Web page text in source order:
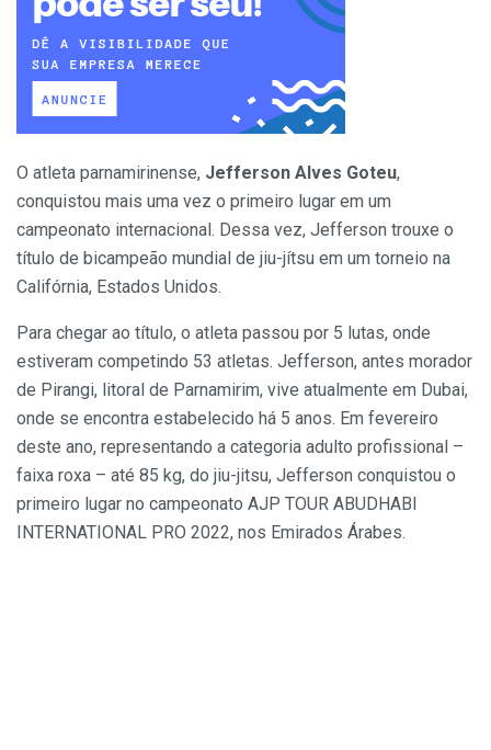
O atleta parnamirinense, Jefferson Alves Goteu,
conquistou mais uma vez o primeiro lugar em um
campeonato internacional. Dessa vez, Jefferson trouxe o
título de bicampeão mundial de jiu-jítsu em um torneio na
Califórnia, Estados Unidos.
Para chegar ao título, o atleta passou por 5 lutas, onde
estiveram competindo 53 atletas. Jefferson, antes morador
de Pirangi, litoral de Parnamirim, vive atualmente em Dubai,
onde se encontra estabelecido há 5 anos. Em fevereiro
deste ano, representando a categoria adulto profissional –
faixa roxa – até 85 kg, do jiu-jitsu, Jefferson conquistou o
primeiro lugar no campeonato AJP TOUR ABUDHABI
INTERNATIONAL PRO 2022, nos Emirados Árabes.